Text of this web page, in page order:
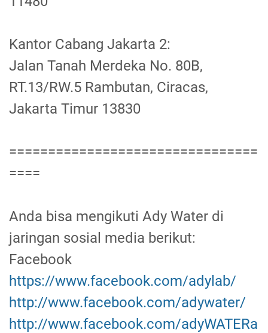
Kantor Cabang Jakarta 2:
Jalan Tanah Merdeka No. 80B,
RT.13/RW.5 Rambutan, Ciracas,
Jakarta Timur 13830
================================
====
Anda bisa mengikuti Ady Water di
jaringan sosial media berikut:
Facebook
https://www.facebook.com/adylab/
http://www.facebook.com/adywater/
http://www.facebook.com/adyWATERa